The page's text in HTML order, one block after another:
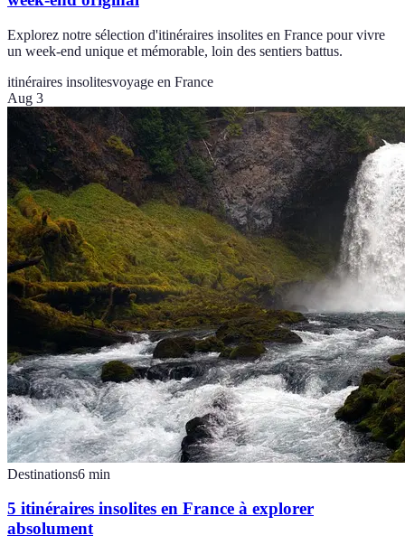
Explorez notre sélection d'itinéraires insolites en France pour vivre
un week-end unique et mémorable, loin des sentiers battus.
itinéraires insolitesvoyage en France
Aug 3
Destinations6 min
5 itinéraires insolites en France à explorer
absolument